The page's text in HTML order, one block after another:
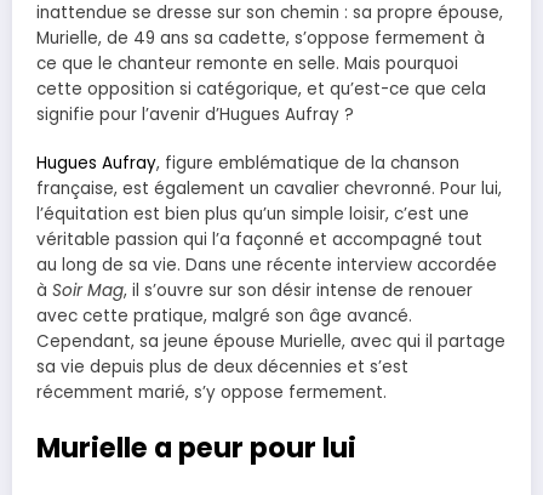
inattendue se dresse sur son chemin : sa propre épouse,
Murielle, de 49 ans sa cadette, s’oppose fermement à
ce que le chanteur remonte en selle. Mais pourquoi
cette opposition si catégorique, et qu’est-ce que cela
signifie pour l’avenir d’Hugues Aufray ?
Hugues Aufray, figure emblématique de la chanson
française, est également un cavalier chevronné. Pour lui,
l’équitation est bien plus qu’un simple loisir, c’est une
véritable passion qui l’a façonné et accompagné tout
au long de sa vie. Dans une récente interview accordée
à Soir Mag, il s’ouvre sur son désir intense de renouer
avec cette pratique, malgré son âge avancé.
Cependant, sa jeune épouse Murielle, avec qui il partage
sa vie depuis plus de deux décennies et s’est
récemment marié, s’y oppose fermement.
Murielle a peur pour lui